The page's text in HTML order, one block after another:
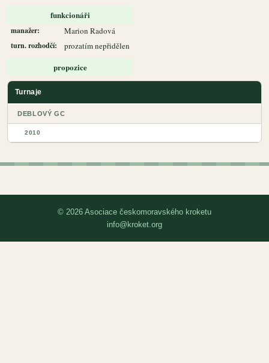
funkcionáři
manažer: Marion Radová
turn. rozhodčí: prozatím nepřidělen
propozice
Turnaje
DEBLOVÝ GC
2010
© 2026 Asociace českomoravského kroketu
info@kroket.org